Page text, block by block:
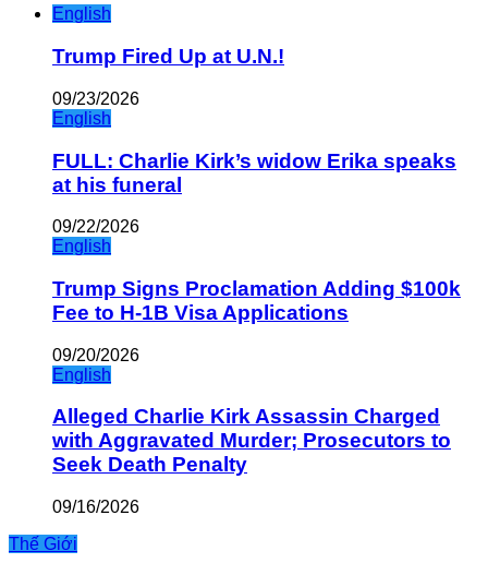
English
Trump Fired Up at U.N.!
09/23/2026
English
FULL: Charlie Kirk’s widow Erika speaks
at his funeral
09/22/2026
English
Trump Signs Proclamation Adding $100k
Fee to H-1B Visa Applications
09/20/2026
English
Alleged Charlie Kirk Assassin Charged
with Aggravated Murder; Prosecutors to
Seek Death Penalty
09/16/2026
Thế Giới